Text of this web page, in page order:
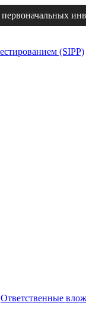
(SIPP)
Ответственные